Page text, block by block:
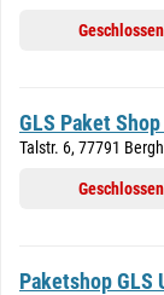
GLS Paket
Talstr. 6, 77791
Paketshop GLS